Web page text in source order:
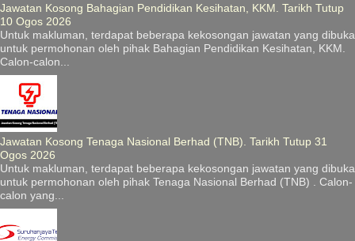
Jawatan Kosong Bahagian Pendidikan Kesihatan, KKM. Tarikh Tutup
10 Ogos 2026
Untuk makluman, terdapat beberapa kekosongan jawatan yang dibuka
untuk permohonan oleh pihak Bahagian Pendidikan Kesihatan, KKM.
Calon-calon...
Jawatan Kosong Tenaga Nasional Berhad (TNB). Tarikh Tutup 31
Ogos 2026
Untuk makluman, terdapat beberapa kekosongan jawatan yang dibuka
untuk permohonan oleh pihak Tenaga Nasional Berhad (TNB) . Calon-
calon yang...